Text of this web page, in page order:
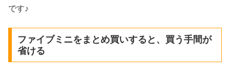
です♪
ファイブミニをまとめ買いすると、買う手間が
省ける